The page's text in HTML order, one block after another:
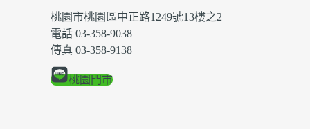
桃園市桃園區中正路1249號13樓之2
電話 03-358-9038
傳真 03-358-9138
桃園門市